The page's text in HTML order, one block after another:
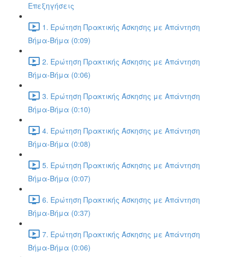
Επεξηγήσεις
1. Ερώτηση Πρακτικής Άσκησης με Απάντηση
Βήμα-Βήμα (0:09)
2. Ερώτηση Πρακτικής Άσκησης με Απάντηση
Βήμα-Βήμα (0:06)
3. Ερώτηση Πρακτικής Άσκησης με Απάντηση
Βήμα-Βήμα (0:10)
4. Ερώτηση Πρακτικής Άσκησης με Απάντηση
Βήμα-Βήμα (0:08)
5. Ερώτηση Πρακτικής Άσκησης με Απάντηση
Βήμα-Βήμα (0:07)
6. Ερώτηση Πρακτικής Άσκησης με Απάντηση
Βήμα-Βήμα (0:37)
7. Ερώτηση Πρακτικής Άσκησης με Απάντηση
Βήμα-Βήμα (0:06)